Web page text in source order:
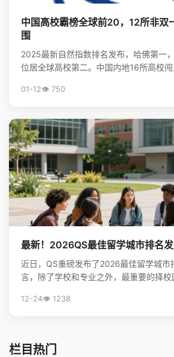
中国高校霸榜全球前20，12所非双
围
2025最新自然指数排名发布，哈佛第一
位居全球高校第二。中国内地16所高校
01-12👁️ 750
最新！2026QS最佳留学城市排名发
近日，QS重磅发布了2026最佳留学城市
言，除了学校和专业之外，最重要的择校
12-24👁️ 1238
栏目热门